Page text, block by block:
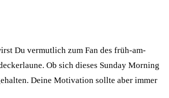
Du vermutlich zum Fan des früh-am-
Ob sich dieses Sunday Morning
Deine Motivation sollte aber immer